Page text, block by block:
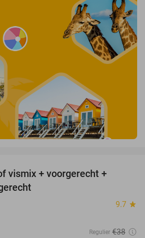
vismix + voorgerecht +
9.7 star
Regulier €38